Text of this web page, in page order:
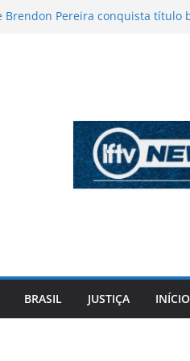
Brendon Pereira conquista título
antecipada em Camaçari
Paulo é preso após atropelar e
BRASIL JUSTIÇA INÍCIO